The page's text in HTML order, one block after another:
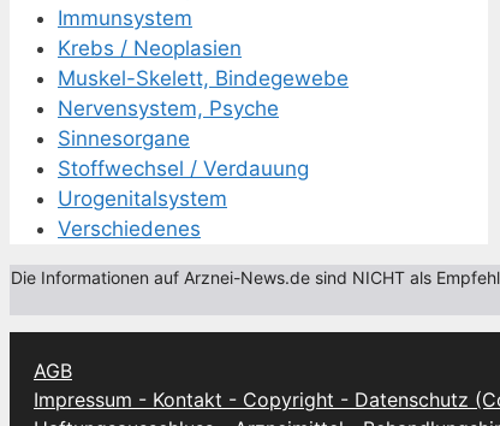
Immunsystem
Krebs / Neoplasien
Muskel-Skelett, Bindegewebe
Nervensystem, Psyche
Sinnesorgane
Stoffwechsel / Verdauung
Urogenitalsystem
Verschiedenes
Die Informationen auf Arznei-News.de sind NICHT als
AGB
Impressum - Kontakt - Copyright - Datenschutz